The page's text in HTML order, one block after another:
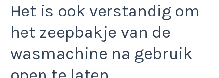
Het is ook verstandig om
het zeepbakje van de
wasmachine na gebruik